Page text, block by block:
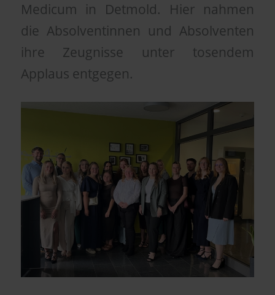
Medicum in Detmold. Hier nahmen
die Absolventinnen und Absolventen
ihre Zeugnisse unter tosendem
Applaus entgegen.